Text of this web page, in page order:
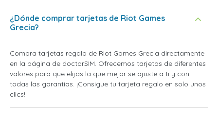
¿Dónde comprar tarjetas de Riot Games
Grecia?
Compra tarjetas regalo de Riot Games Grecia directamente
en la página de doctorSIM. Ofrecemos tarjetas de diferentes
valores para que elijas la que mejor se ajuste a ti y con
todas las garantías. ¡Consigue tu tarjeta regalo en solo unos
clics!